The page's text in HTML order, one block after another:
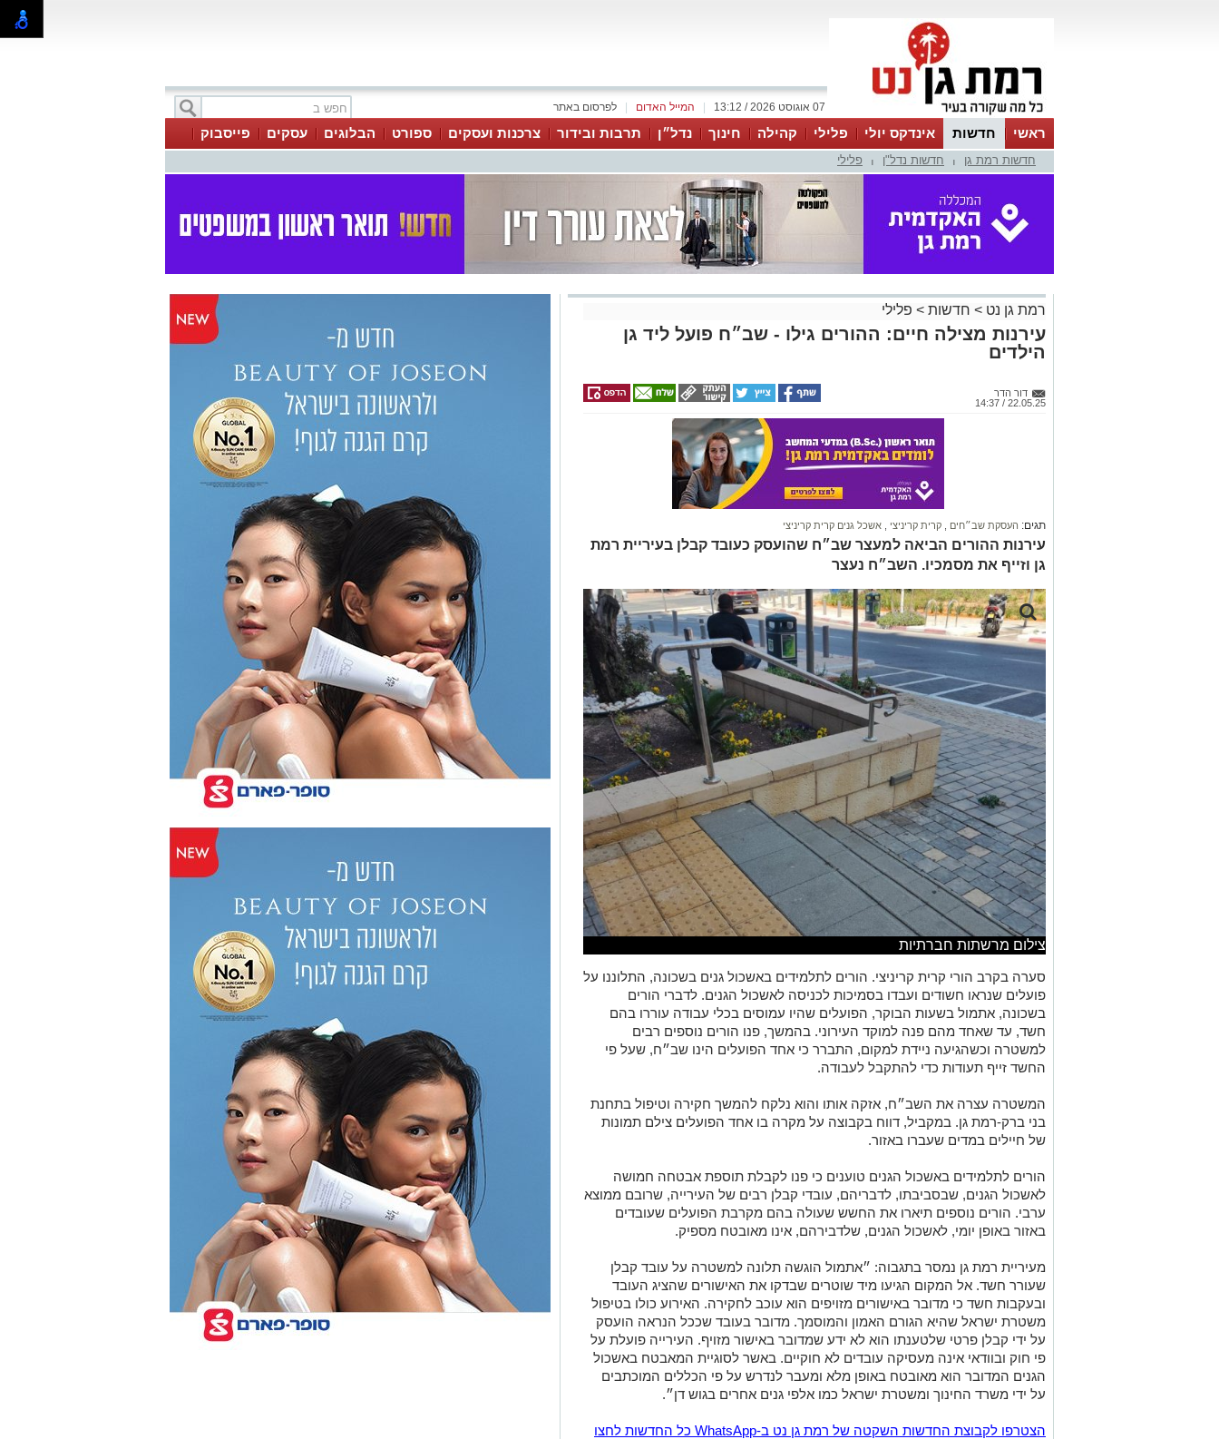
לפרסום באתר המייל האדום 07 אוגוסט 2026 / 13:12
ראשי חדשות אינדקס יולי פלילי קהילה חינוך נדל״ן תרבות ובידור צרכנות ועסקים ספורט הבלוגים עסקים
פייסבוק
ווטסאפ
חדשות רמת גן חדשות נדל"ן פלילי
רמת גן נט > חדשות > פלילי
עירנות מצילה חיים: ההורים גילו - שב״ח פועל ליד גן
הילדים
דור הדר
22.05.25 / 14:37
תגים: העסקת שב״חים קרית קריניצי אשכל גנים קרית קריניצי
עירנות ההורים הביאה למעצר שב״ח שהועסק כעובד קבלן בעיריית רמת
גן וזייף את מסמכיו. השב״ח נעצר
צילום מרשתות חברתיות
סערה בקרב הורי קרית קריניצי. הורים לתלמידים באשכול גנים בשכונה, התלוננו על
פועלים שנראו חשודים ועבדו בסמיכות לכניסה לאשכול הגנים. לדברי הורים
בשכונה, אתמול בשעות הבוקר, הפועלים שהיו עמוסים בכלי עבודה עוררו בהם
חשד, עד שאחד מהם פנה למוקד העירוני. בהמשך, פנו הורים נוספים רבים
למשטרה וכשהגיעה ניידת למקום, התברר כי אחד הפועלים הינו שב״ח, שעל פי
החשד זייף תעודות כדי להתקבל לעבודה.
המשטרה עצרה את השב״ח, אזקה אותו והוא נלקח להמשך חקירה וטיפול בתחנת
בני ברק-רמת גן. במקביל, דווח בקבוצה על מקרה בו אחד הפועלים צילם תמונות
של חיילים במדים שעברו באזור.
הורים לתלמידים באשכול הגנים טוענים כי פנו לקבלת תוספת אבטחה חמושה
לאשכול הגנים, שבסביבתו, לדבריהם, עובדי קבלן רבים של העירייה, שרובם ממוצא
ערבי. הורים נוספים תיארו את החשש שעולה בהם מקרבת הפועלים שעובדים
באזור באופן יומי, לאשכול הגנים, שלדבירהם, אינו מאובטח מספיק.
מעיריית רמת גן נמסר בתגבוה: ״אתמול הוגשה תלונה למשטרה על עובד קבלן
שעורר חשד. אל המקום הגיעו מיד שוטרים שבדקו את האישורים שהציג העובד
ובעקבות חשד כי מדובר באישורים מזויפים הוא עוכב לחקירה. האירוע כולו בטיפול
משטרת ישראל שהיא הגורם האמון והמוסמך. מדובר בעובד שככל הנראה הועסק
על ידי קבלן פרטי שלטענתו הוא לא ידע שמדובר באישור מזויף. העירייה פועלת על
פי חוק ובוודאי אינה מעסיקה עובדים לא חוקיים. באשר לסוגיית המאבטח באשכול
הגנים המדובר הוא מאובטח באופן מלא ומעבר לנדרש על פי הכללים המוכתבים
על ידי משרד החינוך ומשטרת ישראל כמו אלפי גנים אחרים בגוש דן״.
הצטרפו לקבוצת החדשות השקטה של רמת גן נט ב-WhatsApp כל החדשות לחצו